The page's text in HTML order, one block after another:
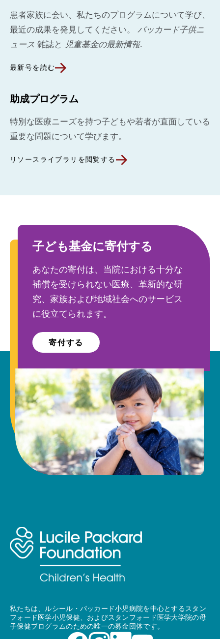
患者家族に会い、私たちのプログラムについて学び、
最近の成果を発見してください。
パッカード子供ニ
ュース 雑誌と 児童基金の最新情報.
最新号を読む
助成プログラム
特別な医療ニーズを持つ子どもや若者が直面している
重要な問題について学びます。
リソースライブラリを閲覧する
子ども基金に寄付する
あなたの寄付は、当院における十分な
補償を受けられない医療、革新的な研
究、家族および地域社会へのサービス
に役立てられます。
寄付する
私たちは、ルシール・パッカード小児病院を中心とするスタン
フォード医学小児保健、およびスタンフォード医学大学院の母
子保健プログラムのための唯一の募金団体です。